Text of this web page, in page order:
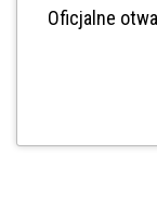
Oficjalne